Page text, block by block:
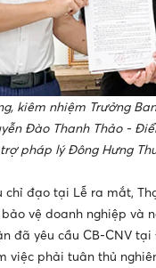
kiêm nhiệm Trưởng
Đào Thanh Thảo -
trợ pháp lý Đông Hưng
đạo tại Lễ ra mắt,
vệ doanh nghiệp và
đã yêu cầu CB-CNV
việc phải tuân thủ